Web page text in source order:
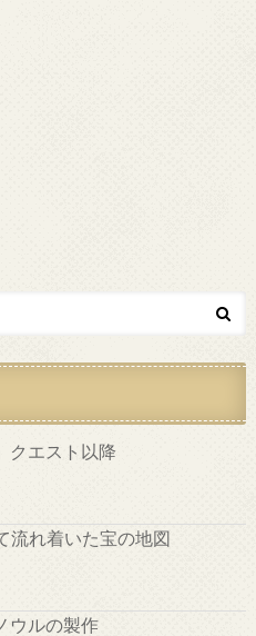
クエスト以降
流れ着いた宝の地図
ウルの製作